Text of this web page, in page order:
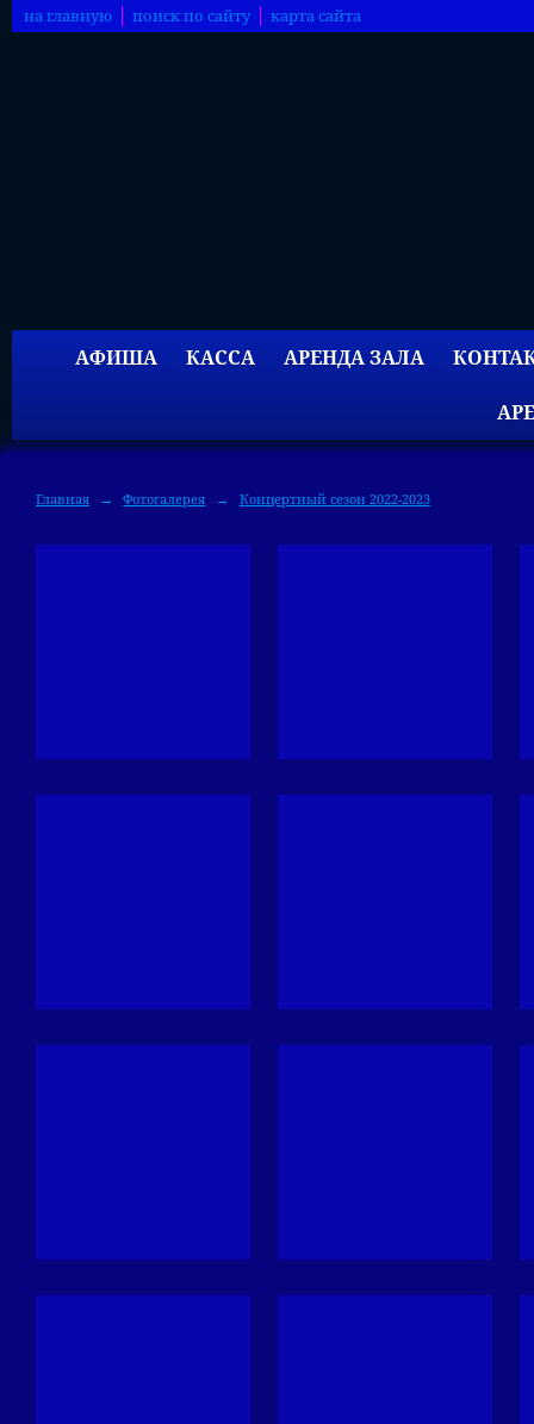
на главную поиск по сайту карта сайта
АФИША КАССА АРЕНДА ЗАЛА
Главная → Фотогалерея → Концертный сезон 2022-2023